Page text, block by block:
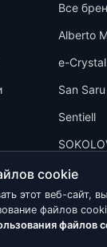
Все
Alberto
e-Crystal
San Saru
Sentiell
cookie
этот веб-сайт,
файлов
файлов